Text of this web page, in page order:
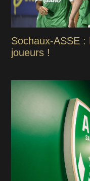
Sochaux-ASSE
joueurs !